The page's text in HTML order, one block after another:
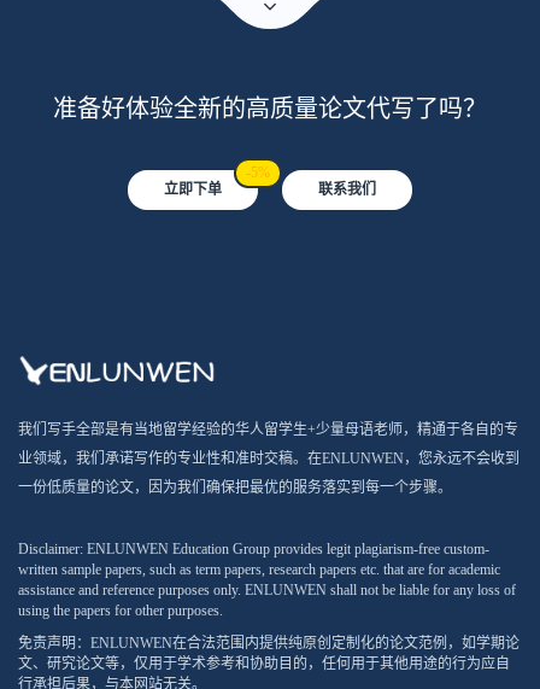
准备好体验全新的高质量论文代写了吗？
立即下单
-5%
联系我们
我们写手全部是有当地留学经验的华人留学生+少量母语老师，精通于各自的专
业领域，我们承诺写作的专业性和准时交稿。在ENLUNWEN，您永远不会收到
一份低质量的论文，因为我们确保把最优的服务落实到每一个步骤。
Disclaimer: ENLUNWEN Education Group provides legit plagiarism-free custom-
written sample papers, such as term papers, research papers etc. that are for academic
assistance and reference purposes only. ENLUNWEN shall not be liable for any loss of
using the papers for other purposes.
免责声明：ENLUNWEN在合法范围内提供纯原创定制化的论文范例，如学期论
文、研究论文等，仅用于学术参考和协助目的，任何用于其他用途的行为应自
行承担后果，与本网站无关。